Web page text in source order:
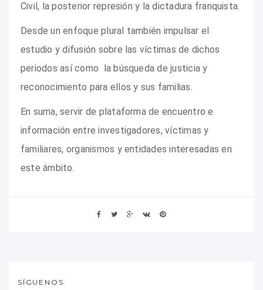
Civil, la posterior represión y la dictadura franquista.
Desde un enfoque plural también impulsar el
estudio y difusión sobre las víctimas de dichos
periodos así como la búsqueda de justicia y
reconocimiento para ellos y sus familias.
En suma, servir de plataforma de encuentro e
información entre investigadores, víctimas y
familiares, organismos y entidades interesadas en
este ámbito.
SÍGUENOS